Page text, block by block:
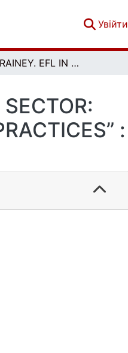
Увійти
“ISOBEL RAINEY. EFL IN THE SECONDARY SCHOOL SECTOR: GRASSROOTS TEACHERS’ REALITIES, RESEARH AND PRACTICES” : ОГЛЯД ПОСІБНИКА
: